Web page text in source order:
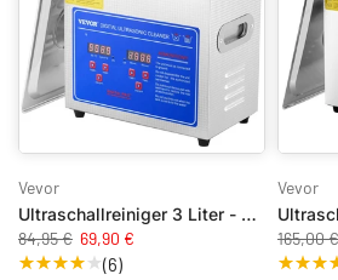
Vevor
Ultraschallreiniger 3 Liter - Edelstahl
84,95 € 69,90 €
(6)
Vevor
165,00 €